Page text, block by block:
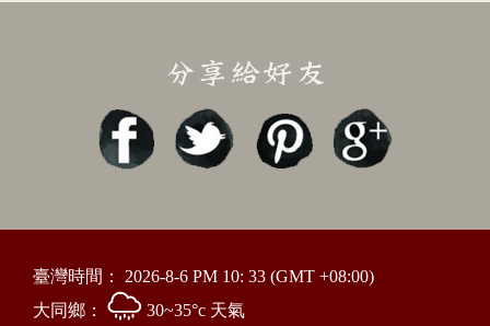
臺灣時間： 2026-8-6 PM 10: 33 (GMT +08:00)
大同鄉：
30~35°c 天氣